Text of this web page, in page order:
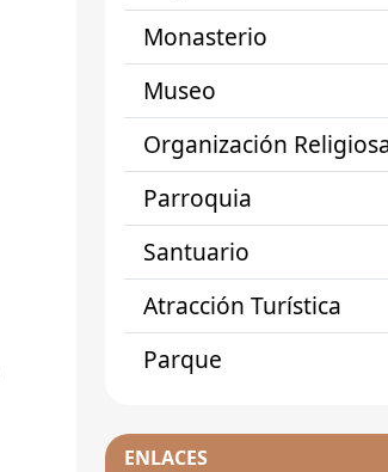
Monasterio
Museo
Organización
Parroquia
Santuario
Atracción Turística
Parque
ENLACES